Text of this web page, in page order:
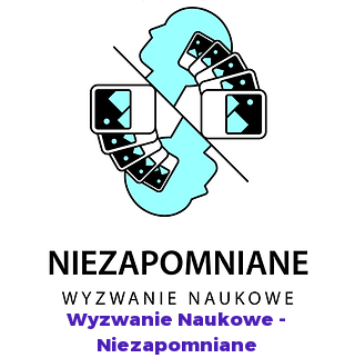
Wyzwanie Naukowe -
Niezapomniane